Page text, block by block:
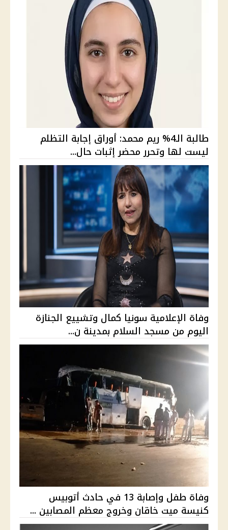
طالبة الـ4% ريم محمد: أوراق إجابة التظلم
ليست لها وتحرر محضر إثبات حال...
وفاة الإعلامية سونيا كمال وتشييع الجنازة
اليوم من مسجد السلام بمدينة ن...
وفاة طفل وإصابة 13 في حادث أتوبيس
كنيسة ميت خاقان وخروج معظم المصابين ...